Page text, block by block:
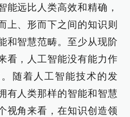
能远比人类高效和精确，
上、形而下之间的知识则
和智慧范畴。至少从现阶
看，人工智能没有能力作
随着人工智能技术的发
有人类那样的智能和智慧
视角来看，在知识创造领